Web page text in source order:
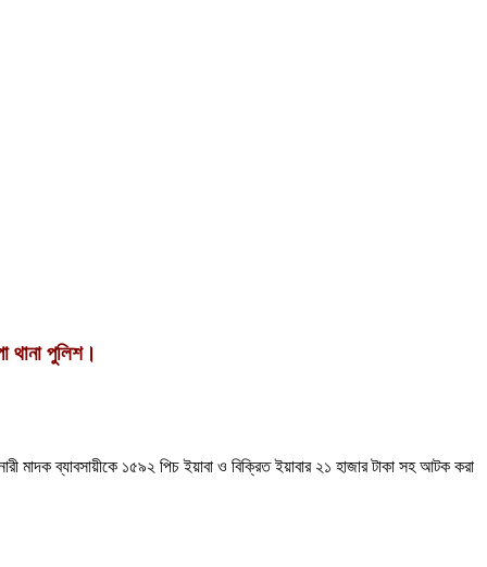
থানা পুলিশ।
মাদক ব্যাবসায়ীকে ১৫৯২ পিচ ইয়াবা ও বিক্রিত ইয়াবার ২১ হাজার টাকা সহ আটক করা